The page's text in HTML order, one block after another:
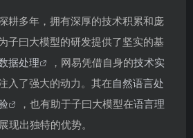
耕多年，拥有深厚的技术积累和庞
子曰大模型的研发提供了坚实的基
据处理 ，网易凭借自身的技术实
入了强大的动力。其在自然语言处
，也有助于子曰大模型在语言理
现出独特的优势。